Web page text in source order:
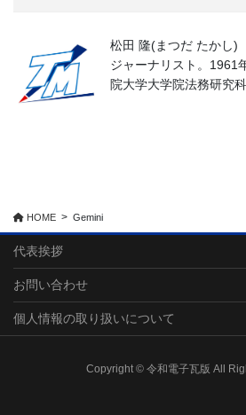
松田 隆(まつだ たかし)
ジャーナリスト。1961
院大学大学院法務研究科
HOME Gemini
代表挨拶
お問い合わせ
個人情報の取り扱いについて
Copyright © 令和電子瓦版 All